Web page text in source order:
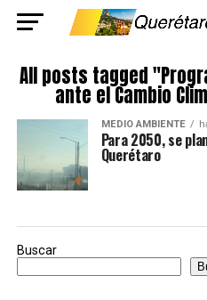
All posts tagged
ante el Cambio
MEDIO AMBIENTE
Para 2050, se
Querétaro
Buscar